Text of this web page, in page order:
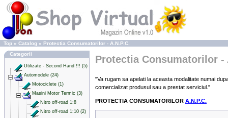
Top » Catalog » Protectia Consumatorilor - A.N.P.C.
Categorii
Utilizate - Second Hand !!! (5)
Automodele (24)
Motociclete (1)
Masini Motor Termic (3)
Nitro off-road 1:8
Nitro off-road 1:10 (2)
Protectia Consumatorilor -
"Va rugam sa apelati la aceasta modalitate numai
comercializat produsul sau a prestat serviciul."
PROTECTIA CONSUMATORILOR A.N.P.C.